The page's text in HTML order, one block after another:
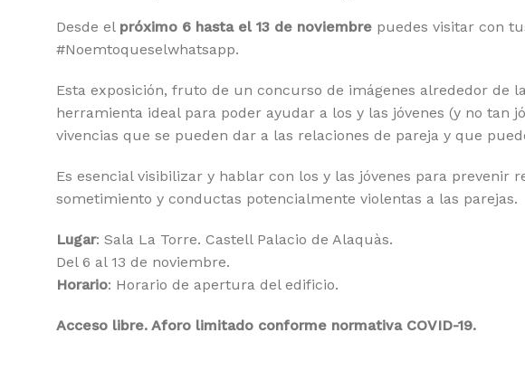
Desde el próximo 6 hasta el 13 de noviembre puedes visitar con
#Noemtoqueselwhatsapp.
Esta exposición, fruto de un concurso de imágenes alrededor de
herramienta ideal para poder ayudar a los y las jóvenes (y no tan
vivencias que se pueden dar a las relaciones de pareja y que
Es esencial visibilizar y hablar con los y las jóvenes para prevenir
sometimiento y conductas potencialmente violentas a las parejas.
Lugar: Sala La Torre. Castell Palacio de Alaquàs.
Del 6 al 13 de noviembre.
Horario: Horario de apertura del edificio.
Acceso libre. Aforo limitado conforme normativa COVID-19.